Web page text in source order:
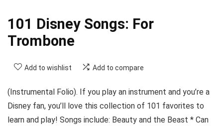
101 Disney Songs: For
Trombone
Add to wishlist Add to compare
(Instrumental Folio). If you play an instrument and you’re a
Disney fan, you’ll love this collection of 101 favorites to
learn and play! Songs include: Beauty and the Beast * Can